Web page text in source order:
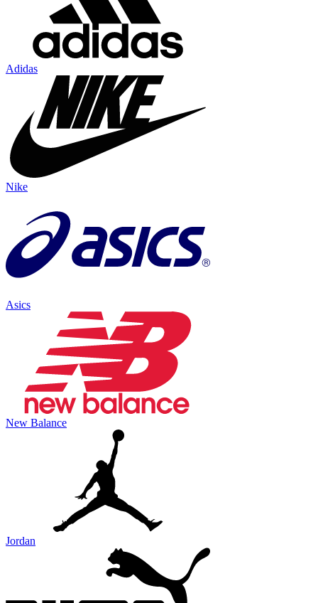
Adidas
Nike
Asics
New Balance
Jordan